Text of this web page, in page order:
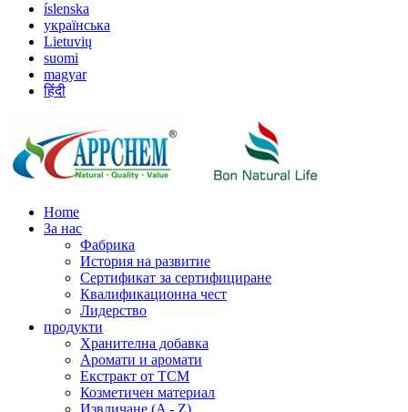
íslenska
українська
Lietuvių
suomi
magyar
हिंदी
Home
За нас
Фабрика
История на развитие
Сертификат за сертифициране
Квалификационна чест
Лидерство
продукти
Хранителна добавка
Аромати и аромати
Екстракт от TCM
Козметичен материал
Извличане (A - Z)